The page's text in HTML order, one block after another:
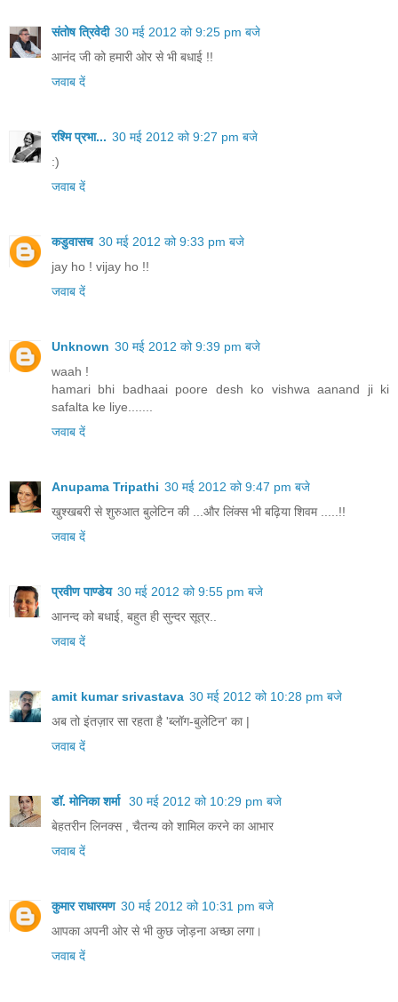
संतोष त्रिवेदी 30 मई 2012 को 9:25 pm बजे
आनंद जी को हमारी ओर से भी बधाई !!
जवाब दें
रश्मि प्रभा... 30 मई 2012 को 9:27 pm बजे
:)
जवाब दें
कडुवासच 30 मई 2012 को 9:33 pm बजे
jay ho ! vijay ho !!
जवाब दें
Unknown 30 मई 2012 को 9:39 pm बजे
waah !
hamari bhi badhaai poore desh ko vishwa aanand ji ki
safalta ke liye.......
जवाब दें
Anupama Tripathi 30 मई 2012 को 9:47 pm बजे
खुश्खबरी से शुरुआत बुलेटिन की ...और लिंक्स भी बढ़िया शिवम .....!!
जवाब दें
प्रवीण पाण्डेय 30 मई 2012 को 9:55 pm बजे
आनन्द को बधाई, बहुत ही सुन्दर सूत्र..
जवाब दें
amit kumar srivastava 30 मई 2012 को 10:28 pm बजे
अब तो इंतज़ार सा रहता है 'ब्लॉग-बुलेटिन' का |
जवाब दें
डॉ. मोनिका शर्मा 30 मई 2012 को 10:29 pm बजे
बेहतरीन लिनक्स , चैतन्य को शामिल करने का आभार
जवाब दें
कुमार राधारमण 30 मई 2012 को 10:31 pm बजे
आपका अपनी ओर से भी कुछ जो़ड़ना अच्छा लगा।
जवाब दें